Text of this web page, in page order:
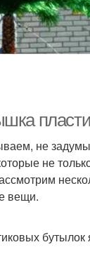
не
не
вещи.
бутылок